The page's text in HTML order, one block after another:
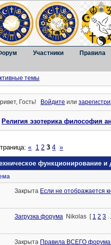
Участники Правила
темы
Гость! Войдите или
Религия эзотерика философия
функционирование и
« 1 2 3 4 »
Закрыта Если не отображается
Загрузка форума Nikolas [ 1 2 3
Закрыта Правила ВСЕГО форума